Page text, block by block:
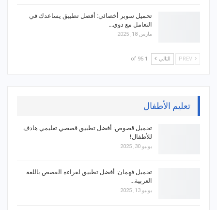
تحميل سوبر أخصائي: أفضل تطبيق يساعدك في
التعامل مع ذوي…
مارس 18, 2025
التالي 1 of 95
تعليم الأطفال
تحميل قصوص: أفضل تطبيق قصصي تعليمي هادف
للأطفال!
يونيو 30, 2025
تحميل فهمان: أفضل تطبيق لقراءة القصص باللغة
العربية…
يونيو 13, 2025